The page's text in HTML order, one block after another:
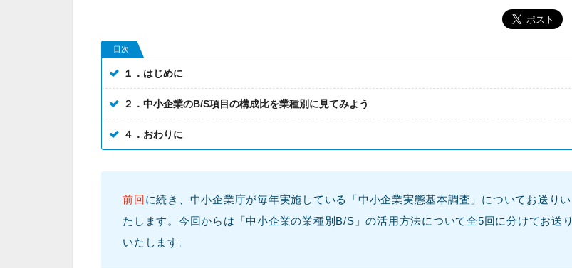
目次
１．はじめに
２．中小企業のB/S項目の構成比を業種別に見てみよう
４．おわりに
前回に続き、中小企業庁が毎年実施している「中小企業実態基本調査」についてお送りい
たします。今回からは「中小企業の業種別B/S」の活用方法について全5回に分けてお送り
いたします。